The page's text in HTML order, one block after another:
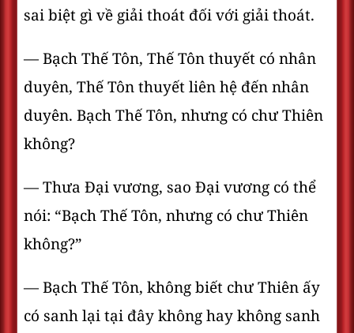
sai biệt gì về giải thoát đối với giải thoát.
— Bạch Thế Tôn, Thế Tôn thuyết có nhân
duyên, Thế Tôn thuyết liên hệ đến nhân
duyên. Bạch Thế Tôn, nhưng có chư Thiên
không?
— Thưa Ðại vương, sao Ðại vương có thể
nói: “Bạch Thế Tôn, nhưng có chư Thiên
không?”
— Bạch Thế Tôn, không biết chư Thiên ấy
có sanh lại tại đây không hay không sanh